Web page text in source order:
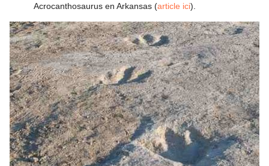
Acrocanthosaurus en Arkansas (article ici).